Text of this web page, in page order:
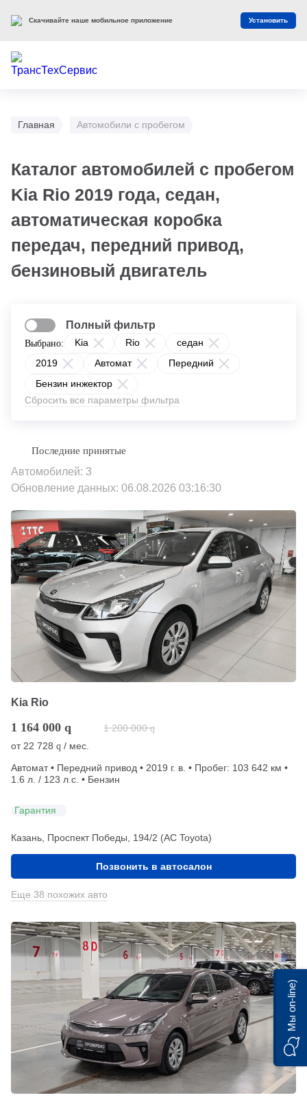
Главная Автомобили с пробегом
Каталог автомобилей с пробегом
Kia Rio 2019 года, седан,
автоматическая коробка
передач, передний привод,
бензиновый двигатель
Выбрано: Kia Rio
седан
2019
Автомат
Передний
Бензин инжектор
Сбросить все параметры фильтра
Полный фильтр
Автомобилей: 3
Обновление данных: 06.08.2026 03:16:30
Kia Rio
1 164 000 q 1 200 000 q
от 22 728 q / мес.
Автомат • Передний привод • 2019 г. в. • Пробег: 103 642 км •
1.6 л. / 123 л.с. • Бензин
Гарантия
Казань, Проспект Победы, 194/2 (АС Toyota)
Позвонить в автосалон
Еще 38 похожих авто
Скачивайте наше мобильное приложение Установить
Мы on-line)